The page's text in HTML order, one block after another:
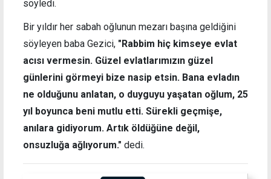
söyledi.
Bir yıldır her sabah oğlunun mezarı başına geldiğini
söyleyen baba Gezici, "Rabbim hiç kimseye evlat
acısı vermesin. Güzel evlatlarımızın güzel
günlerini görmeyi bize nasip etsin. Bana evladın
ne olduğunu anlatan, o duyguyu yaşatan oğlum, 25
yıl boyunca beni mutlu etti. Sürekli geçmişe,
anılara gidiyorum. Artık öldüğüne değil,
onsuzluğa ağlıyorum." dedi.